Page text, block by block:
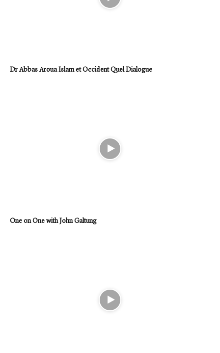
Dr Abbas Aroua Islam et Occident Quel Dialogue
One on One with John Galtung